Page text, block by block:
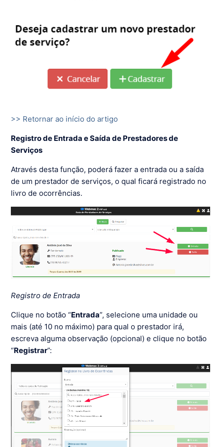
>> Retornar ao início do artigo
Registro de Entrada e Saída de Prestadores de
Serviços
Através desta função, poderá fazer a entrada ou a saída
de um prestador de serviços, o qual ficará registrado no
livro de ocorrências.
Registro de Entrada
Clique no botão “Entrada”, selecione uma unidade ou
mais (até 10 no máximo) para qual o prestador irá,
escreva alguma observação (opcional) e clique no botão
“Registrar”: